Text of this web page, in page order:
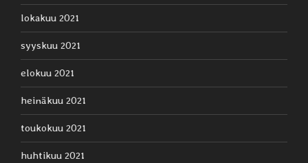
lokakuu 2021
syyskuu 2021
elokuu 2021
heinäkuu 2021
toukokuu 2021
huhtikuu 2021